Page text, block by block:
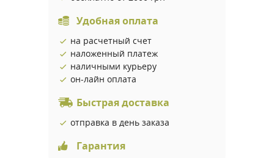
Удобная оплата
на расчетный счет
наложенный платеж
наличными курьеру
он-лайн оплата
Быстрая доставка
отправка в день заказа
Гарантия